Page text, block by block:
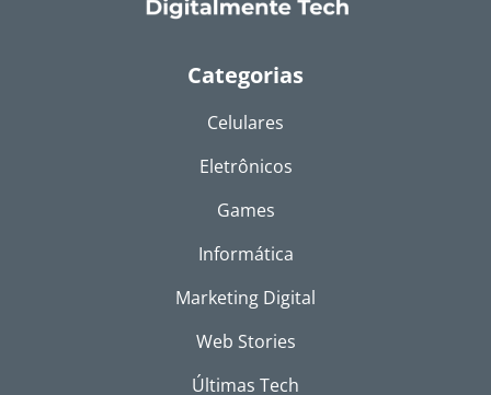
Categorias
Celulares
Eletrônicos
Games
Informática
Marketing Digital
Web Stories
Últimas Tech